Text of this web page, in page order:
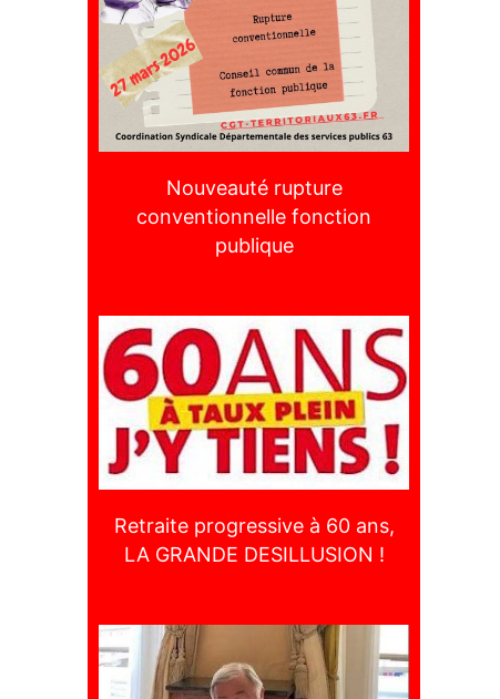
Nouveauté rupture
conventionnelle fonction
publique
Retraite progressive à 60 ans,
LA GRANDE DESILLUSION !